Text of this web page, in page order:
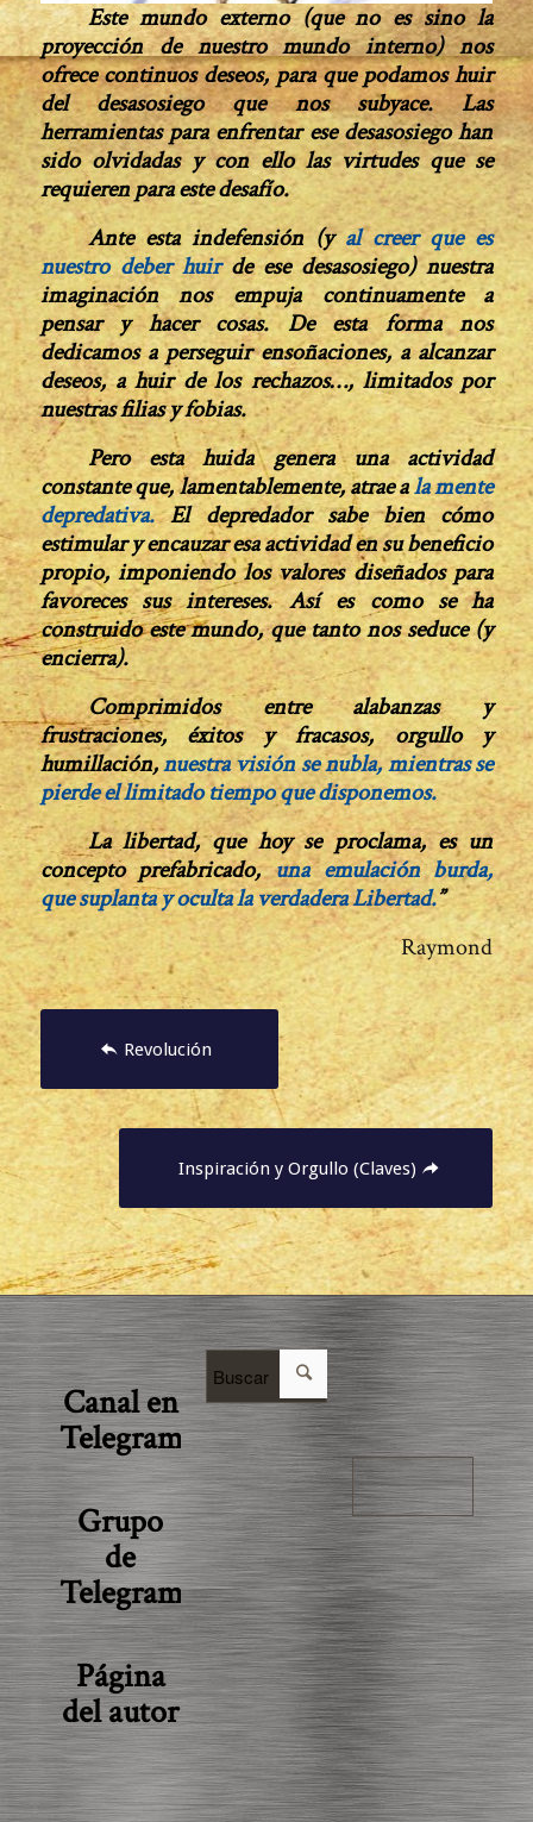
Este mundo externo (que no es sino la
proyección de nuestro mundo interno) nos
ofrece continuos deseos, para que podamos huir
del desasosiego que nos subyace. Las
herramientas para enfrentar ese desasosiego han
sido olvidadas y con ello las virtudes que se
requieren para este desafío.
Ante esta indefensión (yal creer que es
nuestro deber huirde ese desasosiego) nuestra
imaginación nos empuja continuamente a
pensar y hacer cosas. De esta forma nos
dedicamos a perseguir ensoñaciones, a alcanzar
deseos, a huir de los rechazos…, limitados por
nuestras filias y fobias.
Pero esta huida genera una actividad
constante que, lamentablemente,atrae ala mente
depredativa.El depredador sabe bien cómo
estimular y encauzar esa actividad en su beneficio
propio, imponiendo los valores diseñados para
favoreces sus intereses. Así es como se ha
construido este mundo, que tanto nos seduce (y
encierra).
Comprimidos entre alabanzas y
frustraciones, éxitos y fracasos, orgullo y
humillación,nuestra visión se nubla, mientras se
pierde el limitado tiempo que disponemos.
La libertad, que hoy se proclama, es un
concepto prefabricado,una emulación burda,
que suplanta y oculta la verdadera Libertad.”
Raymond
Revolución
Inspiración y Orgullo (Claves)
Canal en
Telegram
Grupo
de
Telegram
Página
del autor